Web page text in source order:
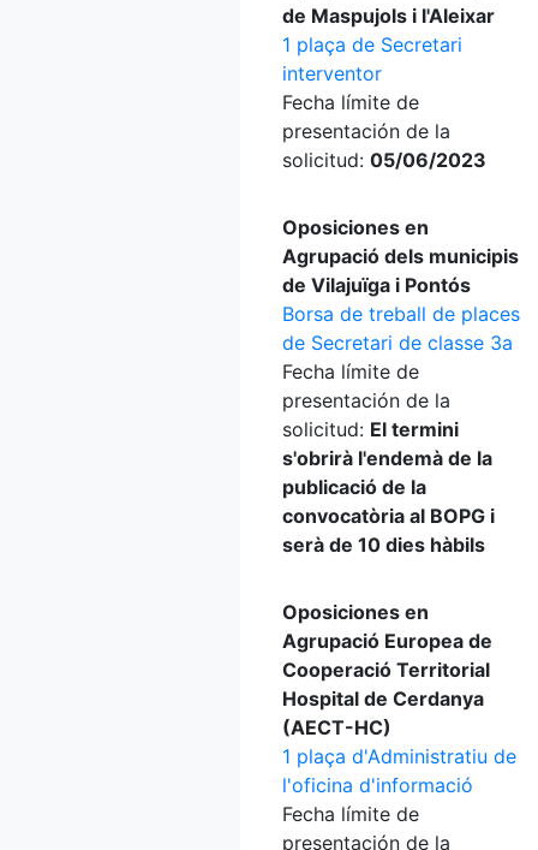
de Maspujols i l'Aleixar
1 plaça de Secretari
interventor
Fecha límite de
presentación de la
solicitud: 05/06/2023
Oposiciones en
Agrupació dels municipis
de Vilajuïga i Pontós
Borsa de treball de places
de Secretari de classe 3a
Fecha límite de
presentación de la
solicitud: El termini
s'obrirà l'endemà de la
publicació de la
convocatòria al BOPG i
serà de 10 dies hàbils
Oposiciones en
Agrupació Europea de
Cooperació Territorial
Hospital de Cerdanya
(AECT-HC)
1 plaça d'Administratiu de
l'oficina d'informació
Fecha límite de
presentación de la